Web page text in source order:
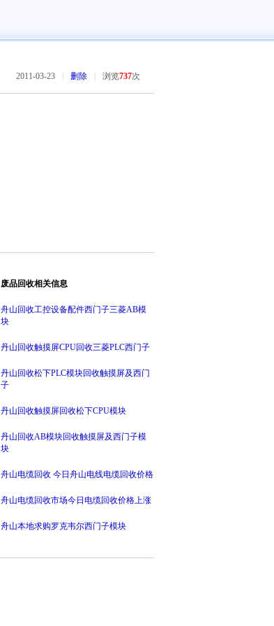
2011-03-23 删除 浏览737次
废品回收相关信息
舟山回收工控设备配件西门子三菱AB模
块
丹山回收触摸屏CPU回收三菱PLC西门子
丹山回收松下PLC模块回收触摸屏及西门
子
丹山回收触摸屏回收松下CPU模块
丹山回收AB模块回收触摸屏及西门子模
块
舟山电缆回收 今日舟山电线电缆回收价格
舟山电缆回收市场今日电缆回收价格上涨
舟山本地求购罗克韦尔西门子模块